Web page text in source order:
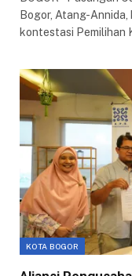
Bogor, Atang-
kontestasi Pemilihan
KOTA BOGOR